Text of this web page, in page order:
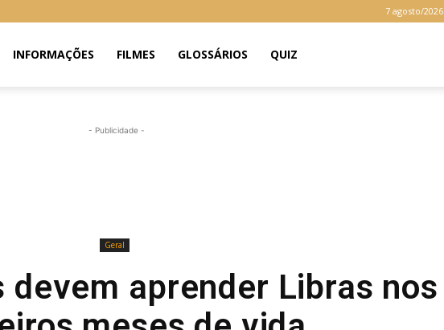
7 agosto/2026
INFORMAÇÕES FILMES GLOSSÁRIOS QUIZ
- Publicidade -
Geral
devem aprender Libras nos